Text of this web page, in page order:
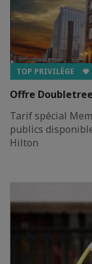
TOP PRIVILÈGE
Offre
Tarif spécial
publics
Hilton